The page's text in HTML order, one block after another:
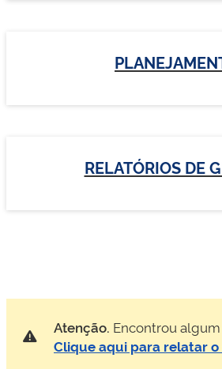
RELATÓRIOS DE
Atenção. Encontrou
Clique aqui para relatar o